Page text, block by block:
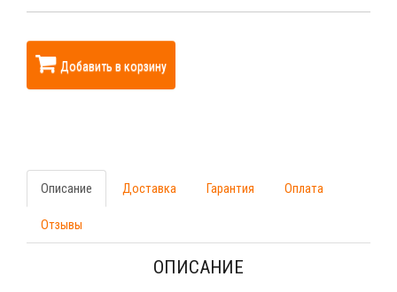
Добавить в корзину
Описание Доставка Гарантия Оплата
Отзывы
ОПИСАНИЕ